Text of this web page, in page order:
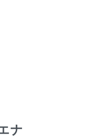
ナ